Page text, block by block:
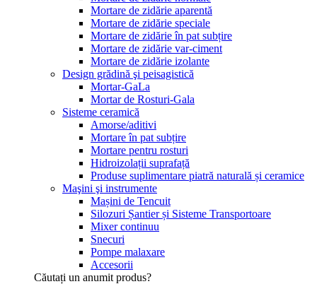
Mortare de zidărie aparentă
Mortare de zidărie speciale
Mortare de zidărie în pat subțire
Mortare de zidărie var-ciment
Mortare de zidărie izolante
Design grădină şi peisagistică
Mortar-GaLa
Mortar de Rosturi-Gala
Sisteme ceramică
Amorse/aditivi
Mortare în pat subțire
Mortare pentru rosturi
Hidroizolații suprafață
Produse suplimentare piatră naturală și ceramice
Maşini şi instrumente
Mașini de Tencuit
Silozuri Șantier și Sisteme Transportoare
Mixer continuu
Snecuri
Pompe malaxare
Accesorii
Căutați un anumit produs?